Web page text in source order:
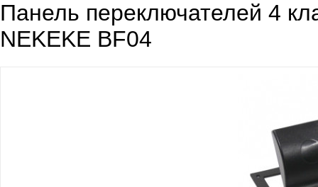
Панель переключателей 4
NEKEKE BF04